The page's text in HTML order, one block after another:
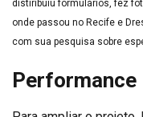
distiribuiu formulários, fez
onde passou no Recife e
com sua pesquisa sobre
Performance